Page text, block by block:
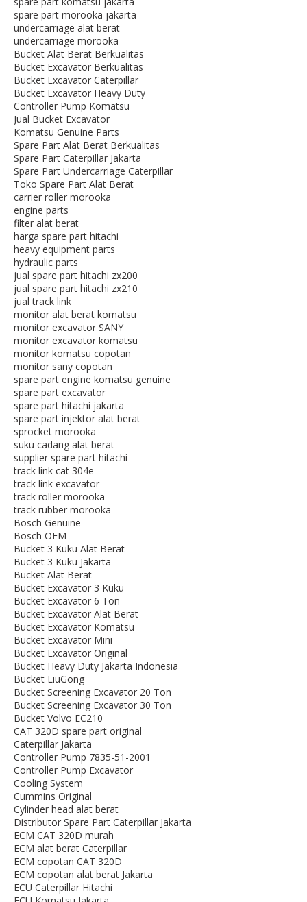
spare part morooka jakarta
undercarriage alat berat
undercarriage morooka
Bucket Alat Berat Berkualitas
Bucket Excavator Berkualitas
Bucket Excavator Caterpillar
Bucket Excavator Heavy Duty
Controller Pump Komatsu
Jual Bucket Excavator
Komatsu Genuine Parts
Spare Part Alat Berat Berkualitas
Spare Part Caterpillar Jakarta
Spare Part Undercarriage Caterpillar
Toko Spare Part Alat Berat
carrier roller morooka
engine parts
filter alat berat
harga spare part hitachi
heavy equipment parts
hydraulic parts
jual spare part hitachi zx200
jual spare part hitachi zx210
jual track link
monitor alat berat komatsu
monitor excavator SANY
monitor excavator komatsu
monitor komatsu copotan
monitor sany copotan
spare part engine komatsu genuine
spare part excavator
spare part hitachi jakarta
spare part injektor alat berat
sprocket morooka
suku cadang alat berat
supplier spare part hitachi
track link cat 304e
track link excavator
track roller morooka
track rubber morooka
Bosch Genuine
Bosch OEM
Bucket 3 Kuku Alat Berat
Bucket 3 Kuku Jakarta
Bucket Alat Berat
Bucket Excavator 3 Kuku
Bucket Excavator 6 Ton
Bucket Excavator Alat Berat
Bucket Excavator Komatsu
Bucket Excavator Mini
Bucket Excavator Original
Bucket Heavy Duty Jakarta Indonesia
Bucket LiuGong
Bucket Screening Excavator 20 Ton
Bucket Screening Excavator 30 Ton
Bucket Volvo EC210
CAT 320D spare part original
Caterpillar Jakarta
Controller Pump 7835-51-2001
Controller Pump Excavator
Cooling System
Cummins Original
Cylinder head alat berat
Distributor Spare Part Caterpillar Jakarta
ECM CAT 320D murah
ECM alat berat Caterpillar
ECM copotan CAT 320D
ECM copotan alat berat Jakarta
ECU Caterpillar Hitachi